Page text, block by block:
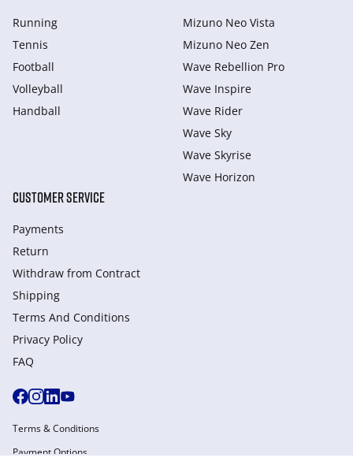
Running
Tennis
Football
Volleyball
Handball
Mizuno Neo Vista
Mizuno Neo Zen
Wave Rebellion Pro
Wave Inspire
Wave Rider
Wave Sky
Wave Skyrise
Wave Horizon
CUSTOMER SERVICE
Payments
Return
Withdraw from Сontract
Shipping
Terms And Conditions
Privacy Policy
FAQ
Terms & Conditions
Payment Options